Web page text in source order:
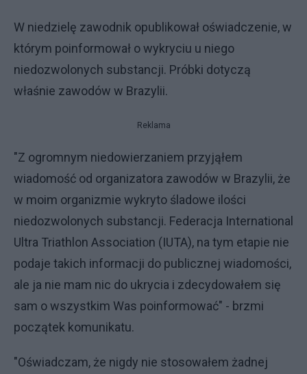
W niedzielę zawodnik opublikował oświadczenie, w
którym poinformował o wykryciu u niego
niedozwolonych substancji. Próbki dotyczą
właśnie zawodów w Brazylii.
Reklama
"Z ogromnym niedowierzaniem przyjąłem
wiadomość od organizatora zawodów w Brazylii, że
w moim organizmie wykryto śladowe ilości
niedozwolonych substancji. Federacja International
Ultra Triathlon Association (IUTA), na tym etapie nie
podaje takich informacji do publicznej wiadomości,
ale ja nie mam nic do ukrycia i zdecydowałem się
sam o wszystkim Was poinformować" - brzmi
początek komunikatu.
"Oświadczam, że nigdy nie stosowałem żadnej